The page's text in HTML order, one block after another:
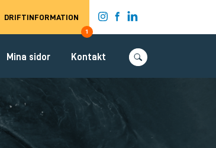
DRIFTINFORMATION
1
Mina sidor Kontakt